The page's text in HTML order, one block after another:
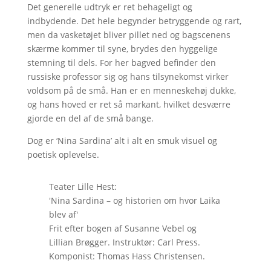
Det generelle udtryk er ret behageligt og
indbydende. Det hele begynder betryggende og rart,
men da vasketøjet bliver pillet ned og bagscenens
skærme kommer til syne, brydes den hyggelige
stemning til dels. For her bagved befinder den
russiske professor sig og hans tilsynekomst virker
voldsom på de små. Han er en menneskehøj dukke,
og hans hoved er ret så markant, hvilket desværre
gjorde en del af de små bange.
Dog er ‘Nina Sardina’ alt i alt en smuk visuel og
poetisk oplevelse.
Teater Lille Hest:
'Nina Sardina – og historien om hvor Laika
blev af'
Frit efter bogen af Susanne Vebel og
Lillian Brøgger. Instruktør: Carl Press.
Komponist: Thomas Hass Christensen.